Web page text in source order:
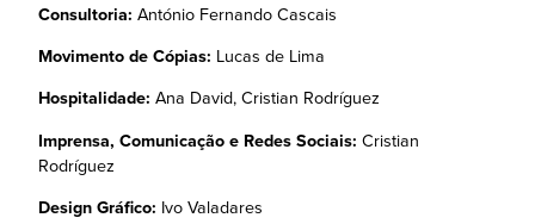
Consultoria: António Fernando Cascais
Movimento de Cópias: Lucas de Lima
Hospitalidade: Ana David, Cristian Rodríguez
Imprensa, Comunicação e Redes Sociais: Cristian
Rodríguez
Design Gráfico: Ivo Valadares